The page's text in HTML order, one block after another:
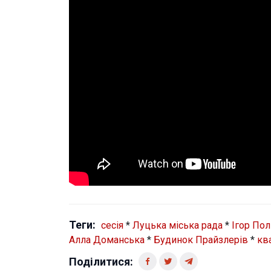
Теги: сесія * Луцька міська рада * Ігор
Алла Доманська * Будинок Прайзлерів *
Поділитися: